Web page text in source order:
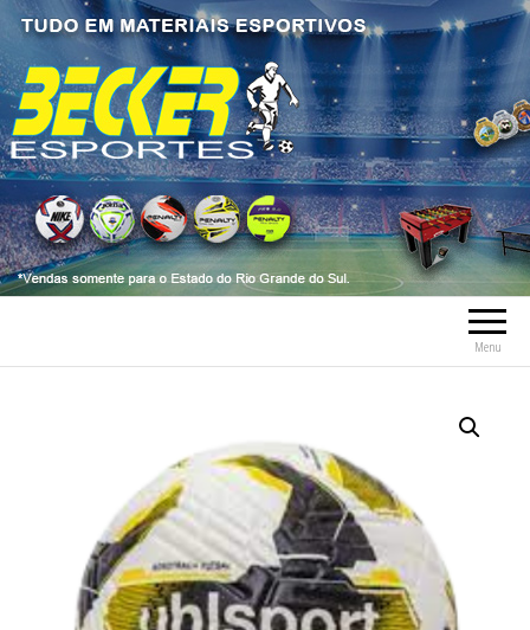
Becker Esportes
Tudo em Material Esportivo tais como
bolas, meia, troféus, chuteiras, tênis, tênis
futsal, material esportivo, caneleiras,
tornozeleiras, fardamentos.
Menu